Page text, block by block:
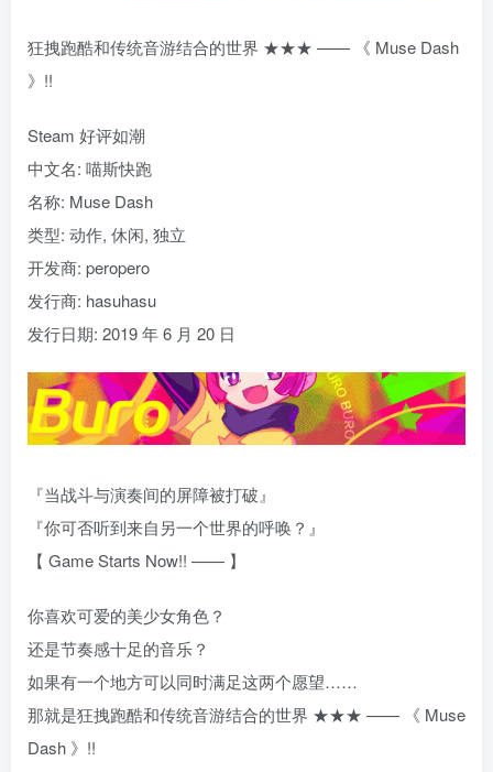
狂拽跑酷和传统音游结合的世界 ★★★ —— 《 Muse Dash
》!!
Steam 好评如潮
中文名: 喵斯快跑
名称: Muse Dash
类型: 动作, 休闲, 独立
开发商: peropero
发行商: hasuhasu
发行日期: 2019 年 6 月 20 日
『当战斗与演奏间的屏障被打破』
『你可否听到来自另一个世界的呼唤？』
【 Game Starts Now!! —— 】
你喜欢可爱的美少女角色？
还是节奏感十足的音乐？
如果有一个地方可以同时满足这两个愿望……
那就是狂拽跑酷和传统音游结合的世界 ★★★ —— 《 Muse
Dash 》!!